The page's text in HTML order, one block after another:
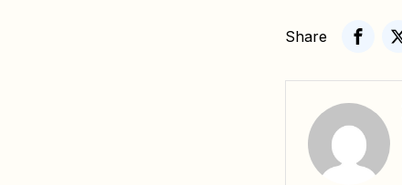
Share